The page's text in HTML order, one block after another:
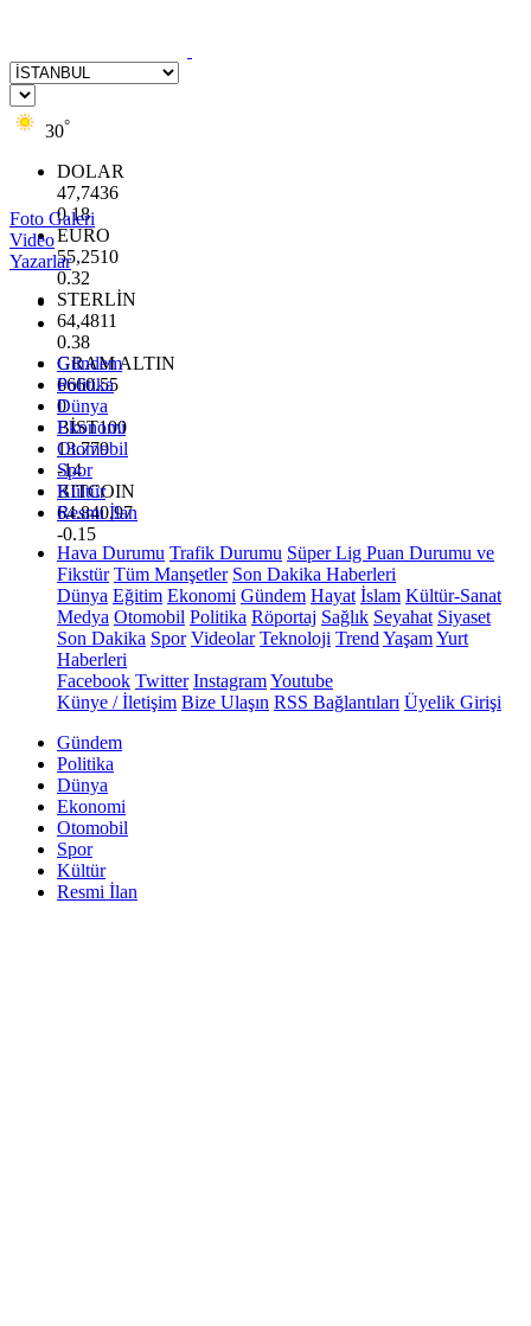
30°
DOLAR
47,7436
0.18
EURO
55,2510
0.32
STERLİN
64,4811
0.38
GRAM ALTIN
6660.55
0
BİST100
13.779
-14
BITCOIN
64.840,97
-0.15
Foto Galeri
Video
Yazarlar
Gündem
Politika
Dünya
Ekonomi
Otomobil
Spor
Kültür
Resmi İlan
Hava Durumu Trafik Durumu Süper Lig Puan Durumu ve
Fikstür Tüm Manşetler Son Dakika Haberleri
Dünya Eğitim Ekonomi Gündem Hayat İslam Kültür-Sanat
Medya Otomobil Politika Röportaj Sağlık Seyahat Siyaset
Son Dakika Spor Videolar Teknoloji Trend YaşamYurt
Haberleri
Facebook Twitter InstagramYoutube
Künye / İletişim Bize Ulaşın RSS Bağlantıları Üyelik Girişi
Gündem
Politika
Dünya
Ekonomi
Otomobil
Spor
Kültür
Resmi İlan